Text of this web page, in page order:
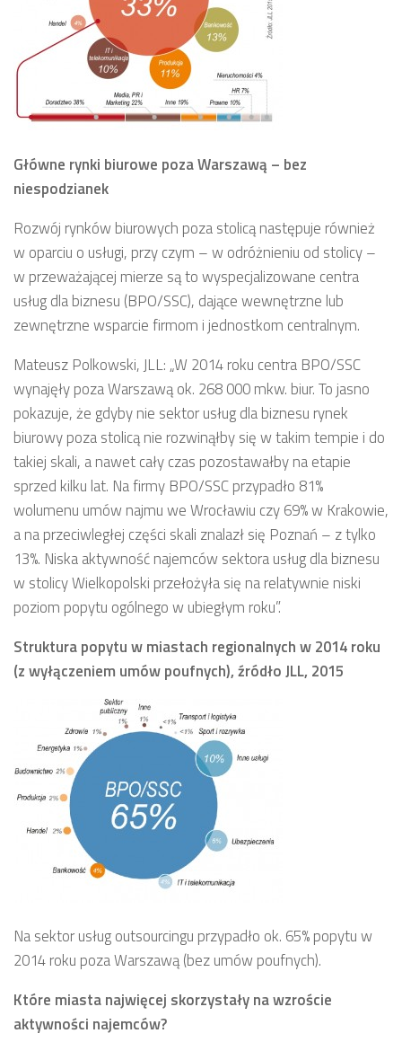
Główne rynki biurowe poza Warszawą – bez
niespodzianek
Rozwój rynków biurowych poza stolicą następuje również
w oparciu o usługi, przy czym – w odróżnieniu od stolicy –
w przeważającej mierze są to wyspecjalizowane centra
usług dla biznesu (BPO/SSC), dające wewnętrzne lub
zewnętrzne wsparcie firmom i jednostkom centralnym.
Mateusz Polkowski, JLL: „W 2014 roku centra BPO/SSC
wynajęły poza Warszawą ok. 268 000 mkw. biur. To jasno
pokazuje, że gdyby nie sektor usług dla biznesu rynek
biurowy poza stolicą nie rozwinąłby się w takim tempie i do
takiej skali, a nawet cały czas pozostawałby na etapie
sprzed kilku lat. Na firmy BPO/SSC przypadło 81%
wolumenu umów najmu we Wrocławiu czy 69% w Krakowie,
a na przeciwległej części skali znalazł się Poznań – z tylko
13%. Niska aktywność najemców sektora usług dla biznesu
w stolicy Wielkopolski przełożyła się na relatywnie niski
poziom popytu ogólnego w ubiegłym roku”.
Struktura popytu w miastach regionalnych w 2014 roku
(z wyłączeniem umów poufnych), źródło JLL, 2015
Na sektor usług outsourcingu przypadło ok. 65% popytu w
2014 roku poza Warszawą (bez umów poufnych).
Które miasta najwięcej skorzystały na wzroście
aktywności najemców?